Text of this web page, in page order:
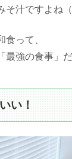
そ汁ですよね（
って、
強の食事」
い！